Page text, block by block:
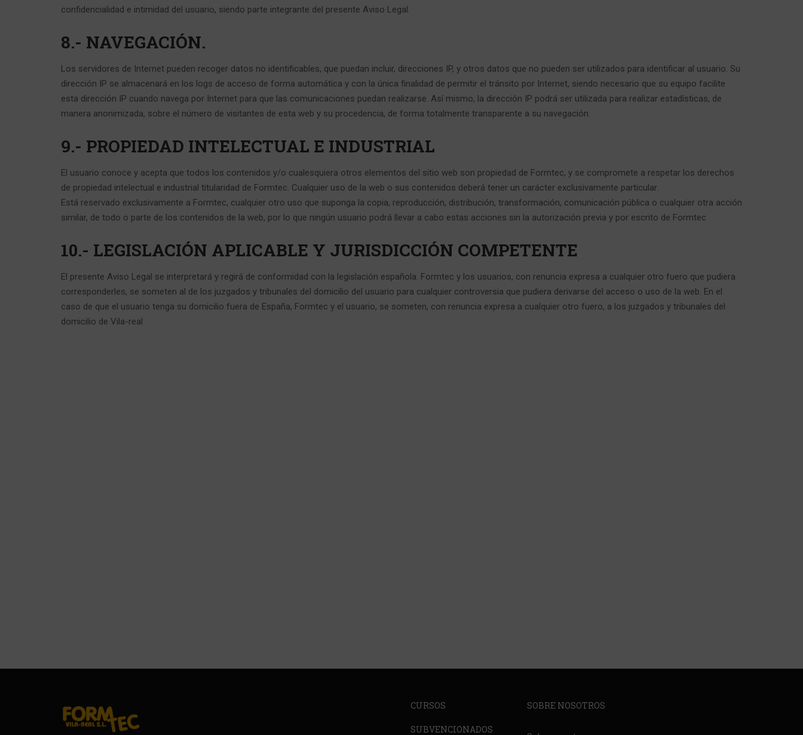
confidencialidad e intimidad del usuario, siendo parte integrante del presente Aviso Legal.
8.- NAVEGACIÓN.
Los servidores de Internet pueden recoger datos no identificables, que puedan incluir, direcciones IP, y otros datos que no pueden ser utilizados para identificar al usuario. Su
dirección IP se almacenará en los logs de acceso de forma automática y con la única finalidad de permitir el tránsito por Internet, siendo necesario que su equipo facilite
esta dirección IP cuando navega por Internet para que las comunicaciones puedan realizarse. Así mismo, la dirección IP podrá ser utilizada para realizar estadísticas, de
manera anonimizada, sobre el número de visitantes de esta web y su procedencia, de forma totalmente transparente a su navegación.
9.- PROPIEDAD INTELECTUAL E INDUSTRIAL
El usuario conoce y acepta que todos los contenidos y/o cualesquiera otros elementos del sitio web son propiedad de Formtec, y se compromete a respetar los derechos
de propiedad intelectual e industrial titularidad de Formtec. Cualquier uso de la web o sus contenidos deberá tener un carácter exclusivamente particular.
Está reservado exclusivamente a Formtec, cualquier otro uso que suponga la copia, reproducción, distribución, transformación, comunicación pública o cualquier otra acción
similar, de todo o parte de los contenidos de la web, por lo que ningún usuario podrá llevar a cabo estas acciones sin la autorización previa y por escrito de Formtec
10.- LEGISLACIÓN APLICABLE Y JURISDICCIÓN COMPETENTE
El presente Aviso Legal se interpretará y regirá de conformidad con la legislación española. Formtec y los usuarios, con renuncia expresa a cualquier otro fuero que pudiera
corresponderles, se someten al de los juzgados y tribunales del domicilio del usuario para cualquier controversia que pudiera derivarse del acceso o uso de la web. En el
caso de que el usuario tenga su domicilio fuera de España, Formtec y el usuario, se someten, con renuncia expresa a cualquier otro fuero, a los juzgados y tribunales del
domicilio de Vila-real
CURSOS
SUBVENCIONADOS
SOBRE NOSOTROS